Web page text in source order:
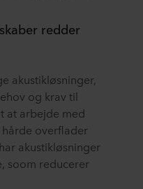
redder
akustikløsninger,
og krav til
at arbejde med
overflader
akustikløsninger
soom reducerer